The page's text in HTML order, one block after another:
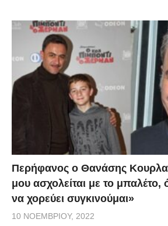
Περήφανος ο Θανάσης
μου ασχολείται με το μπαλέτο,
να χορεύει συγκινούμαι»
10 ΝΟΕΜΒΡΊΟΥ, 2022